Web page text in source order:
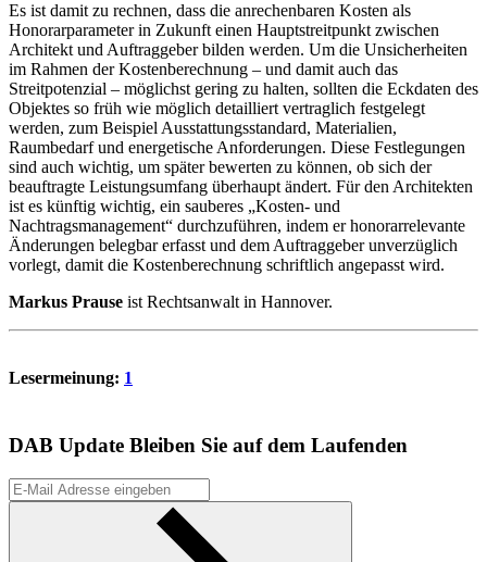
Es ist damit zu rechnen, dass die anrechenbaren Kosten als
Honorarparameter in Zukunft einen Hauptstreitpunkt zwischen
Architekt und Auftraggeber bilden werden. Um die Unsicherheiten
im Rahmen der Kostenberechnung – und damit auch das
Streitpotenzial – möglichst gering zu halten, sollten die Eckdaten des
Objektes so früh wie möglich detailliert vertraglich festgelegt
werden, zum Beispiel Ausstattungsstandard, Materialien,
Raumbedarf und energetische Anforderungen. Diese Festlegungen
sind auch wichtig, um später bewerten zu können, ob sich der
beauftragte Leistungsumfang überhaupt ändert. Für den Architekten
ist es künftig wichtig, ein sauberes „Kosten- und
Nachtragsmanagement“ durchzuführen, indem er honorarrelevante
Änderungen belegbar erfasst und dem Auftraggeber unverzüglich
vorlegt, damit die Kostenberechnung schriftlich angepasst wird.
Markus Prause ist Rechtsanwalt in Hannover.
Lesermeinung: 1
DAB Update Bleiben Sie auf dem Laufenden